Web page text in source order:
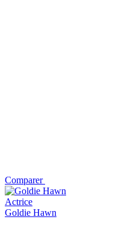
Comparer
Actrice
Goldie Hawn